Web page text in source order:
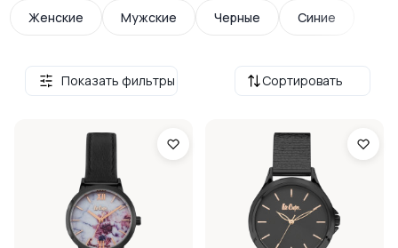
Женские Мужские Черные Синие
Сортировать
Показать фильтры